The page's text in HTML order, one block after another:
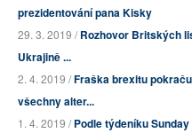
prezidentování pana Kisky
29. 3. 2019 /Rozhovor Britských
Ukrajině ...
2. 4. 2019 /Fraška brexitu
všechny alter...
1. 4. 2019 /Podle týdeníku